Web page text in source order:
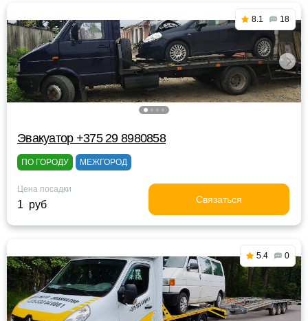
8.1 18
Эвакуатор +375 29 8980858
ПО ГОРОДУ МЕЖГОРОД
Цена посадки
1 руб Связаться
5.4 0